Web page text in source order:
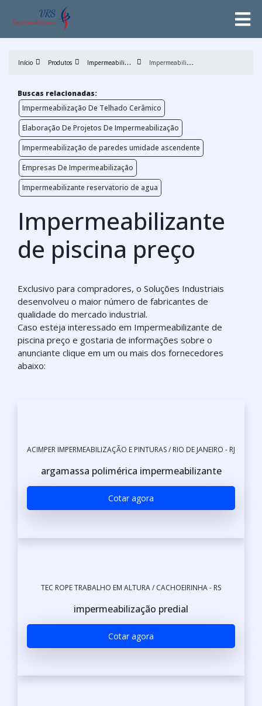
Início Produtos I
mpermeabilização I
mpermeabilizante de piscina preço
Buscas relacionadas:
Impermeabilização De Telhado Cerâmico
Elaboração De Projetos De Impermeabilização
Impermeabilização de paredes umidade ascendente
Empresas De Impermeabilização
Impermeabilizante reservatorio de agua
Impermeabilizante
de piscina preço
Exclusivo para compradores, o Soluções Industriais
desenvolveu o maior número de fabricantes de
qualidade do mercado industrial.
Caso esteja interessado em Impermeabilizante de
piscina preço e gostaria de informações sobre o
anunciante clique em um ou mais dos fornecedores
abaixo:
ACIMPER IMPERMEABILIZAÇÃO E PINTURAS / RIO DE JANEIRO - RJ
argamassa polimérica impermeabilizante
Cotar agora
TEC ROPE TRABALHO EM ALTURA / CACHOEIRINHA - RS
impermeabilização predial
Cotar agora